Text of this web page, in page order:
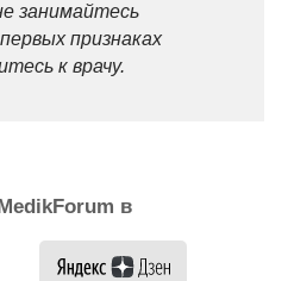
занимайтесь
признаках
к врачу.
в